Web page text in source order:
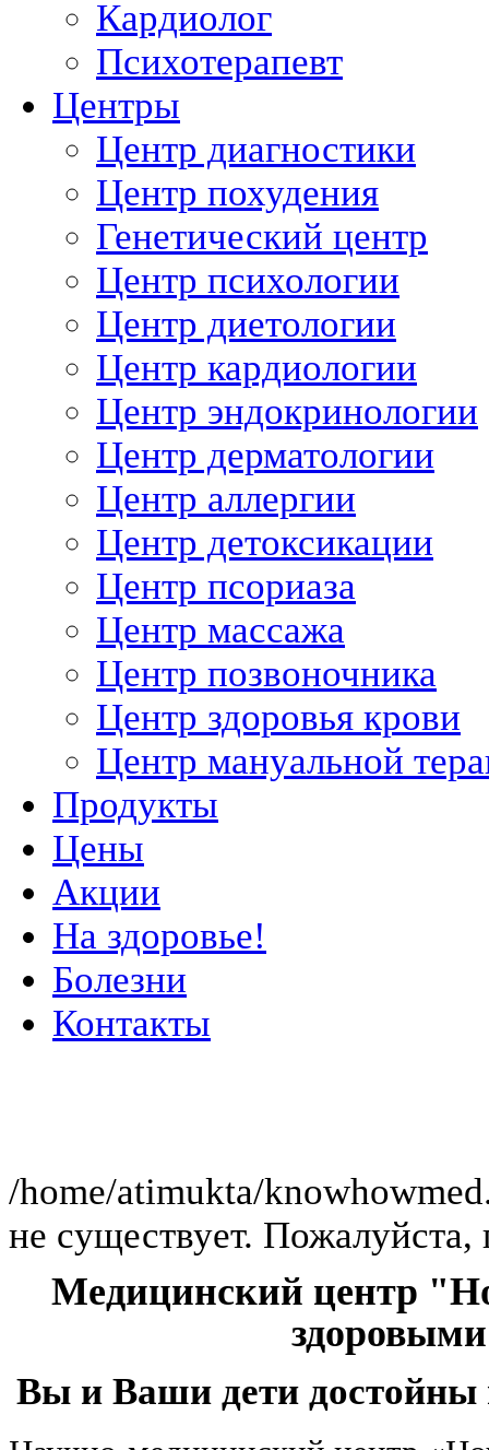
Кардиолог
Психотерапевт
Центры
Центр диагностики
Центр похудения
Генетический центр
Центр психологии
Центр диетологии
Центр кардиологии
Центр эндокринологии
Центр дерматологии
Центр аллергии
Центр детоксикации
Центр псориаза
Центр массажа
Центр позвоночника
Центр здоровья крови
Центр мануальной
Продукты
Цены
Акции
На здоровье!
Болезни
Контакты
/home/atimukta/
не существует. Пожалуйста,
Медицинский центр
Вы и Ваши дети достойны